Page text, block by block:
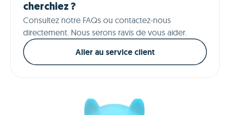
cherchiez ?
Consultez notre FAQs ou contactez-nous
directement. Nous serons ravis de vous aider.
Aller au service client